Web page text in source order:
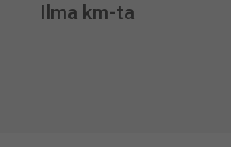
Ilma km-ta